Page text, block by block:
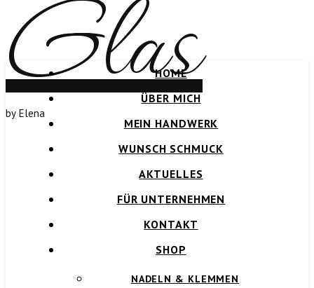
Glas
by Elena
HOME
ÜBER MICH
MEIN HANDWERK
WUNSCH SCHMUCK
AKTUELLES
FÜR UNTERNEHMEN
KONTAKT
SHOP
NADELN & KLEMMEN